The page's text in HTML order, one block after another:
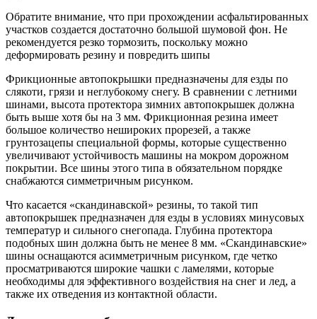
Обратите внимание, что при прохождении асфальтированных
участков создается достаточно большой шумовой фон. Не
рекомендуется резко тормозить, поскольку можно
деформировать резину и повредить шипы
Фрикционные автопокрышки предназначены для езды по
слякоти, грязи и неглубокому снегу. В сравнении с летними
шинами, высота протектора зимних автопокрышек должна
быть выше хотя бы на 3 мм. Фрикционная резина имеет
большое количество нешироких прорезей, а также
грунтозацепы специальной формы, которые существенно
увеличивают устойчивость машины на мокром дорожном
покрытии. Все шины этого типа в обязательном порядке
снабжаются симметричным рисунком.
Что касается «скандинавской» резины, то такой тип
автопокрышек предназначен для езды в условиях минусовых
температур и сильного снегопада. Глубина протектора
подобных шин должна быть не менее 8 мм. «Скандинавские»
шины оснащаются асимметричным рисунком, где четко
просматриваются широкие чашки с ламелями, которые
необходимы для эффективного воздействия на снег и лед, а
также их отведения из контактной области.